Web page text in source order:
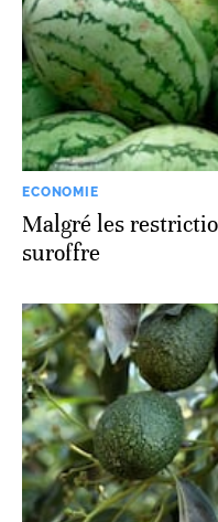
ECONOMIE
Malgré les
suroffre